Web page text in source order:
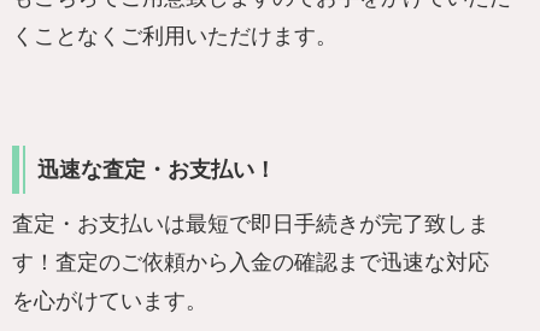
くことなくご利用いただけます。
迅速な査定・お支払い！
査定・お支払いは最短で即日手続きが完了致しま
す！査定のご依頼から入金の確認まで迅速な対応
を心がけています。